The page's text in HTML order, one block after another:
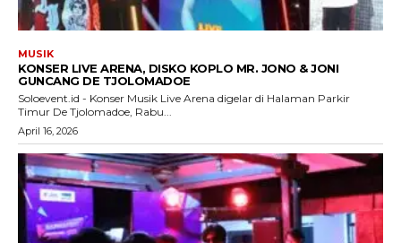
MUSIK
KONSER LIVE ARENA, DISKO KOPLO MR. JONO & JONI
GUNCANG DE TJOLOMADOE
Soloevent.id - Konser Musik Live Arena digelar di Halaman Parkir
Timur De Tjolomadoe, Rabu...
April 16, 2026